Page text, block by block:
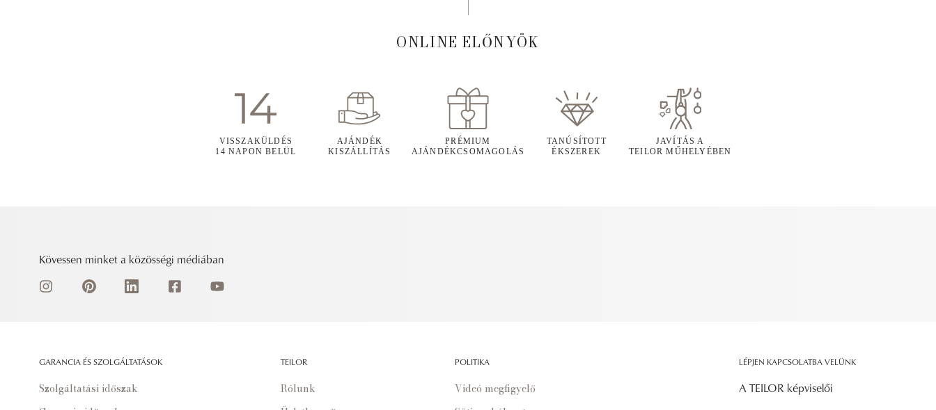
ONLINE ELŐNYÖK
VISSZAKÜLDÉS
14 NAPON BELÜL
AJÁNDÉK
KISZÁLLÍTÁS
PRÉMIUM
AJÁNDÉKCSOMAGOLÁS
TANÚSÍTOTT
ÉKSZEREK
JAVÍTÁS A
TEILOR MŰHELYÉBEN
Kövessen minket a közösségi médiában
GARANCIA ÉS SZOLGÁLTATÁSOK
Szolgáltatási időszak
TEILOR
Rólunk
POLITIKA
Videó megfigyelő
LÉPJEN KAPCSOLATBA VELÜNK
A TEILOR képviselői